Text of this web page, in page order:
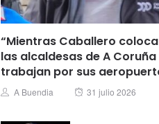
“Mientras Caballero
las alcaldesas de A
trabajan por sus
Author
A Buendia
Posted
31 julio 2026